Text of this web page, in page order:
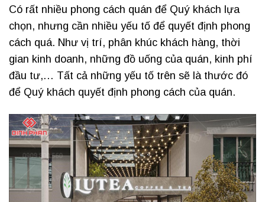
Có rất nhiều phong cách quán để Quý khách lựa
chọn, nhưng cần nhiều yếu tố để quyết định phong
cách quá. Như vị trí, phân khúc khách hàng, thời
gian kinh doanh, những đồ uống của quán, kinh phí
đầu tư,… Tất cả những yếu tố trên sẽ là thước đó
để Quý khách quyết định phong cách của quán.